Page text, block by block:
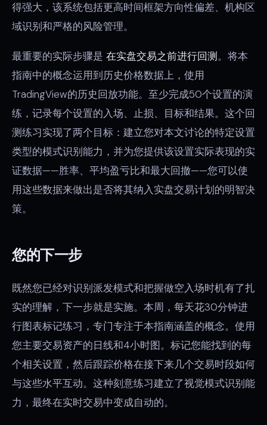
得强大，该系统包括更高时间框架方向性偏差、机构区
域识别和严格的风险管理。
最重要的实际步骤是 在实盘交易之前进行回测。将本
指南中的概念运用到历史价格数据上，使用
TradingView的历史回放功能。至少完成50个设置的演
练，记录每个设置的入场、止损、目标和结果。这个回
测练习实现了两个目标：建立您对本文讨论的特定设置
类型的模式识别能力，并为您提供该设置实际表现的实
证数据——胜率、平均盈亏比和最大回撤——您可以使
用这些数据来做出是否将其纳入实盘交易计划的明智决
策。
您的下一步
既然您已经对识别派发模式和把握做空入场时机有了扎
实的理解，下一步就是实施。本周，每天花30分钟进
行图表标记练习，专门专注于本指南涵盖的概念。使用
您主要交易资产的日线和4小时图。标记您能找到的每
个相关设置，然后跟踪价格在接下来几个交易时段如何
与这些水平互动。这种刻意练习建立了视觉模式识别能
力，最终在实时交易中变成自动的。